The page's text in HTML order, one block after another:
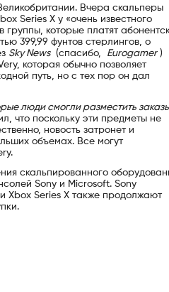
Вчера скальперы
Series X у «очень известного
которые платят
399,99 фунтов стерлингов, о
Sky News(спасибо, Eurogamer)
которая обычно позволяет
путь, но с тех пор он дал
люди смогли разместить
что поскольку эти предметы не
новость затронет и
объемах. Все могут
скальпированного
Sony и Microsoft. Sony
Xbox Series X также продолжают